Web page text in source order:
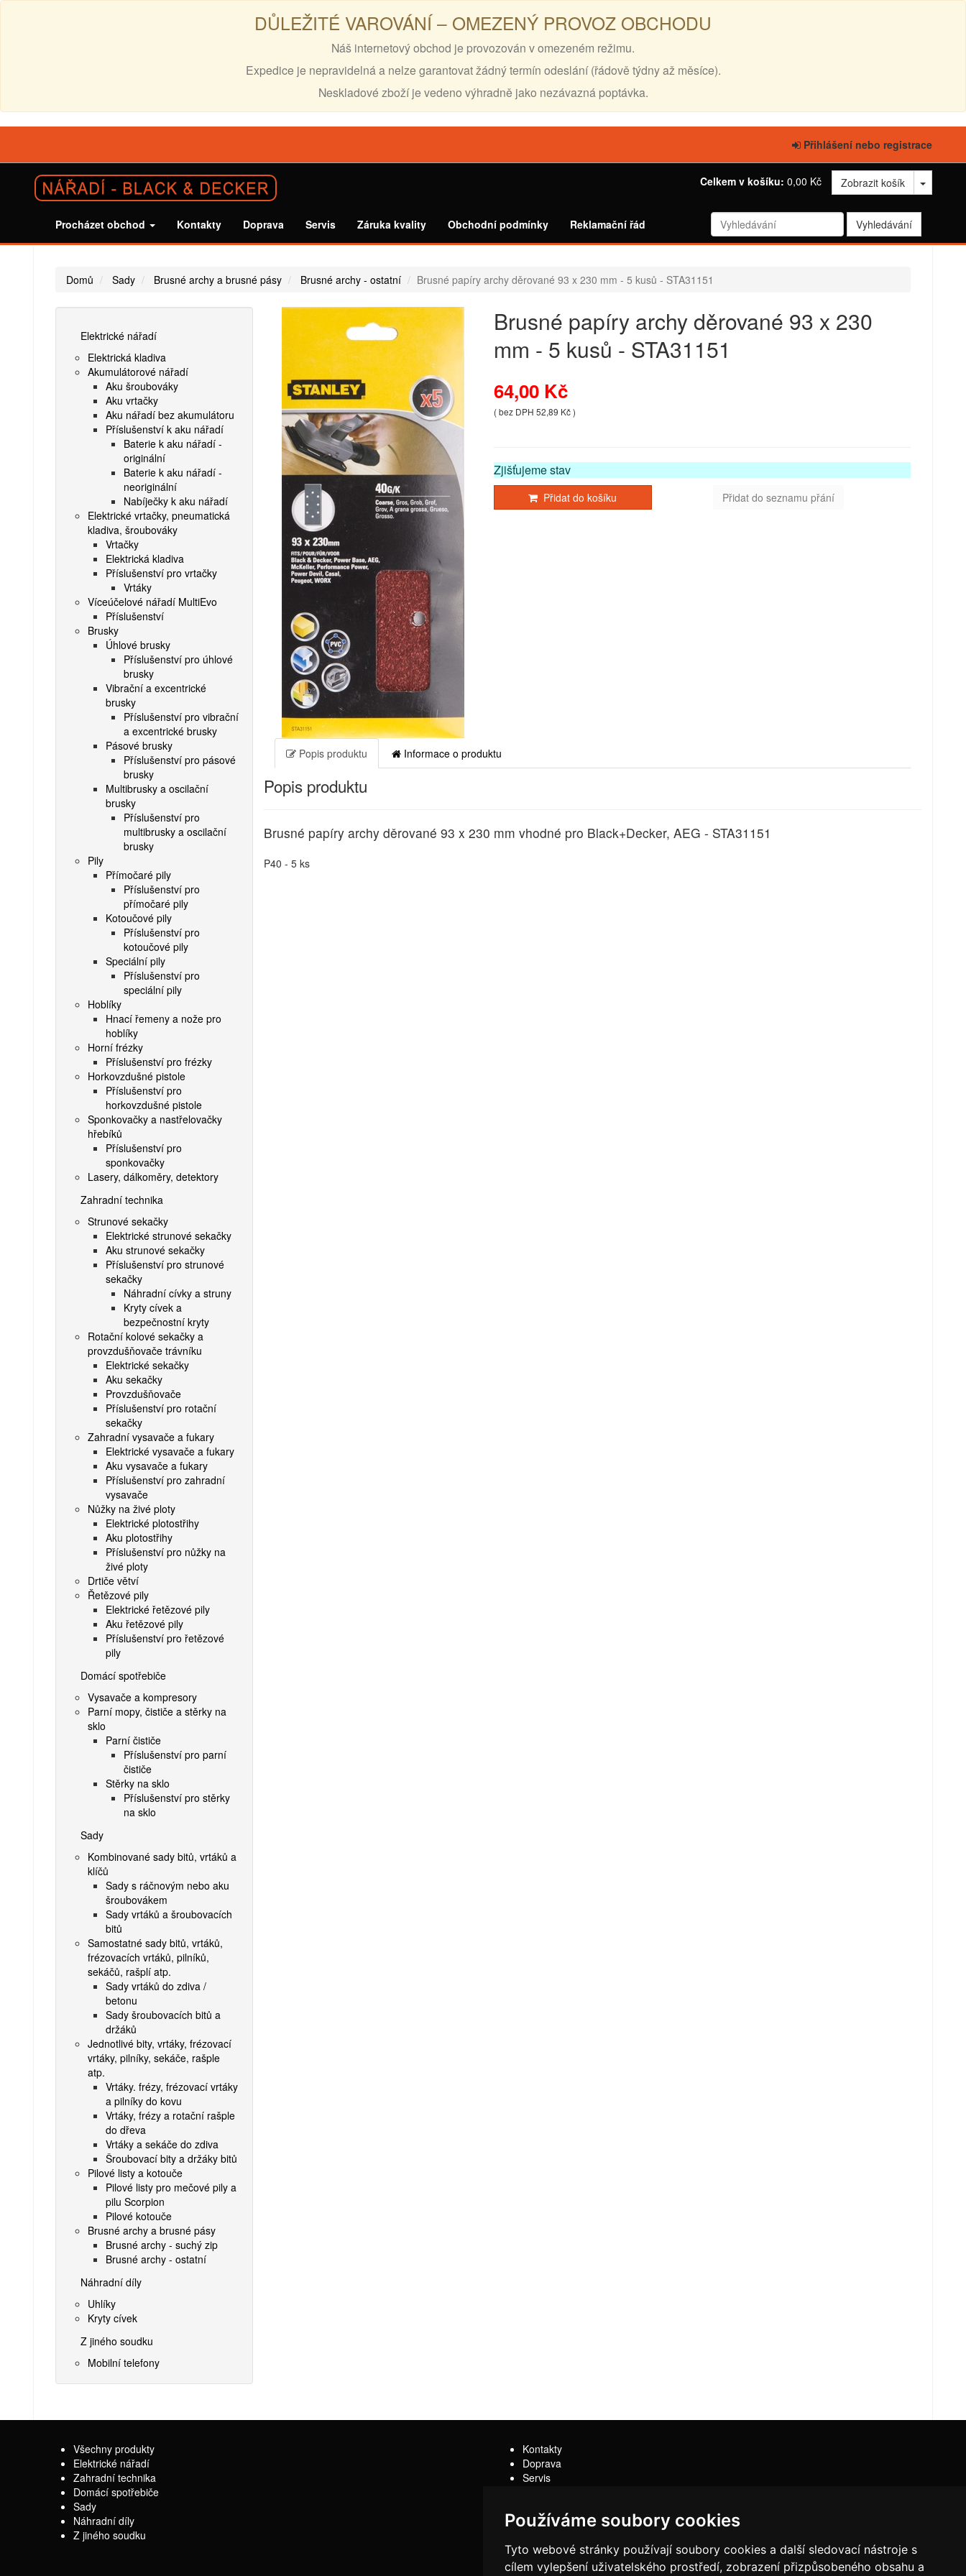
Používáme soubory cookies
Tyto webové stránky používají soubory cookies a další sledovací nástroje s
cílem vylepšení uživatelského prostředí, zobrazení přizpůsobeného obsahu a
DŮLEŽITÉ VAROVÁNÍ – OMEZENÝ PROVOZ OBCHODU
Náš internetový obchod je provozován v omezeném režimu.
Expedice je nepravidelná a nelze garantovat žádný termín odeslání (řádově týdny až měsíce).
Neskladové zboží je vedeno výhradně jako nezávazná poptávka.
Přihlášení nebo registrace
Celkem v košíku: 0,00 Kč Zobrazit košík
Procházet obchod Kontakty Doprava Servis Záruka kvality Obchodní podmínky Reklamační řád
Domů Sady Brusné archy a brusné pásy Brusné archy - ostatní Brusné papíry archy děrované 93 x 230 mm - 5 kusů - STA31151
Elektrické nářadí
Elektrická kladiva
Akumulátorové nářadí
Aku šroubováky
Aku vrtačky
Aku nářadí bez akumulátoru
Příslušenství k aku nářadí
Baterie k aku nářadí -
originální
Baterie k aku nářadí -
neoriginální
Nabíječky k aku nářadí
Elektrické vrtačky, pneumatická
kladiva, šroubováky
Vrtačky
Elektrická kladiva
Příslušenství pro vrtačky
Vrtáky
Víceúčelové nářadí MultiEvo
Příslušenství
Brusky
Úhlové brusky
Příslušenství pro úhlové
brusky
Vibrační a excentrické
brusky
Příslušenství pro vibrační
a excentrické brusky
Pásové brusky
Příslušenství pro pásové
brusky
Multibrusky a oscilační
brusky
Příslušenství pro
multibrusky a oscilační
brusky
Pily
Přímočaré pily
Příslušenství pro
přímočaré pily
Kotoučové pily
Příslušenství pro
kotoučové pily
Speciální pily
Příslušenství pro
speciální pily
Hoblíky
Hnací řemeny a nože pro
hoblíky
Horní frézky
Příslušenství pro frézky
Horkovzdušné pistole
Příslušenství pro
horkovzdušné pistole
Sponkovačky a nastřelovačky
hřebíků
Příslušenství pro
sponkovačky
Lasery, dálkoměry, detektory
Zahradní technika
Strunové sekačky
Elektrické strunové sekačky
Aku strunové sekačky
Příslušenství pro strunové
sekačky
Náhradní cívky a struny
Kryty cívek a
bezpečnostní kryty
Rotační kolové sekačky a
provzdušňovače trávníku
Elektrické sekačky
Aku sekačky
Provzdušňovače
Příslušenství pro rotační
sekačky
Zahradní vysavače a fukary
Elektrické vysavače a fukary
Aku vysavače a fukary
Příslušenství pro zahradní
vysavače
Nůžky na živé ploty
Elektrické plotostřihy
Aku plotostřihy
Příslušenství pro nůžky na
živé ploty
Drtiče větví
Řetězové pily
Elektrické řetězové pily
Aku řetězové pily
Příslušenství pro řetězové
pily
Domácí spotřebiče
Vysavače a kompresory
Parní mopy, čističe a stěrky na
sklo
Parní čističe
Příslušenství pro parní
čističe
Stěrky na sklo
Příslušenství pro stěrky
na sklo
Sady
Kombinované sady bitů, vrtáků a
klíčů
Sady s ráčnovým nebo aku
šroubovákem
Sady vrtáků a šroubovacích
bitů
Samostatné sady bitů, vrtáků,
frézovacích vrtáků, pilníků,
sekáčů, rašplí atp.
Sady vrtáků do zdiva /
betonu
Sady šroubovacích bitů a
držáků
Jednotlivé bity, vrtáky, frézovací
vrtáky, pilníky, sekáče, rašple
atp.
Vrtáky. frézy, frézovací vrtáky
a pilníky do kovu
Vrtáky, frézy a rotační rašple
do dřeva
Vrtáky a sekáče do zdiva
Šroubovací bity a držáky bitů
Pilové listy a kotouče
Pilové listy pro mečové pily a
pilu Scorpion
Pilové kotouče
Brusné archy a brusné pásy
Brusné archy - suchý zip
Brusné archy - ostatní
Náhradní díly
Uhlíky
Kryty cívek
Z jiného soudku
Mobilní telefony
Brusné papíry archy děrované 93 x 230
mm - 5 kusů - STA31151
64,00 Kč
( bez DPH 52,89 Kč )
Zjišťujeme stav
Přidat do košíku Přidat do seznamu přání
Popis produktu Informace o produktu
Popis produktu
Brusné papíry archy děrované 93 x 230 mm vhodné pro Black+Decker, AEG - STA31151
P40 - 5 ks
Všechny produkty
Elektrické nářadí
Zahradní technika
Domácí spotřebiče
Sady
Náhradní díly
Z jiného soudku
Kontakty
Doprava
Servis